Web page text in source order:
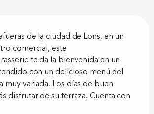
de la ciudad de Lons, en un
comercial, este
te da la bienvenida en un
con un delicioso menú del
muy variada. Los días de buen
disfrutar de su terraza. Cuenta con